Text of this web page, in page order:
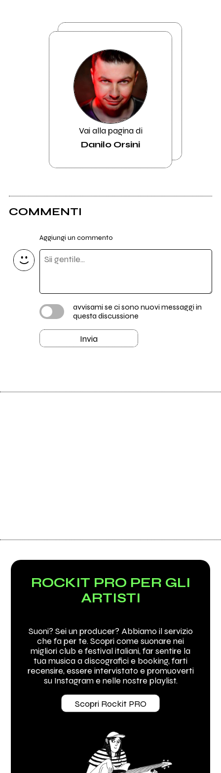
Vai alla pagina di
Danilo Orsini
COMMENTI
Aggiungi un commento
avvisami se ci sono nuovi messaggi in
questa discussione
Invia
ROCKIT PRO PER GLI
ARTISTI
Suoni? Sei un producer? Abbiamo il servizio
che fa per te. Scopri come suonare nei
migliori club e festival italiani, far sentire la
tua musica a discografici e booking, farti
recensire, essere intervistato e promuoverti
su Instagram e nelle nostre playlist.
Scopri Rockit PRO